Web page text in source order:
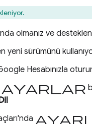
olmanız ve
yeni sürümünü
Hesabınızla oturum
ayarlar